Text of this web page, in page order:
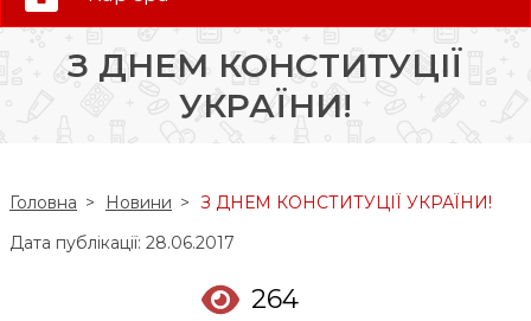
Слідкуй за нами:
З ДНЕМ КОНСТИТУЦІЇ
УКРАЇНИ!
Головна Новини
З ДНЕМ КОНСТИТУЦІЇ УКРАЇНИ!
Дата публікації: 28.06.2017
264